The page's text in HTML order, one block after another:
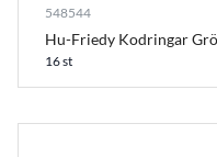
548544
Hu-Friedy Kodringar
16 st